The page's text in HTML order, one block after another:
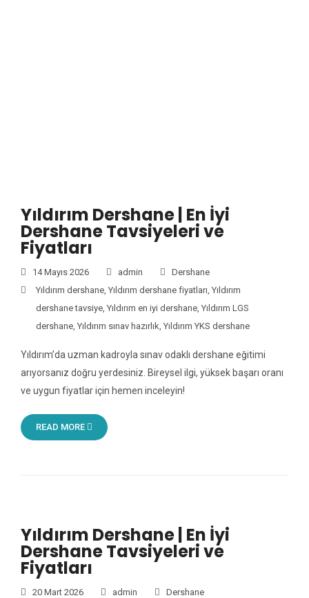
Yıldırım Dershane | En İyi
Dershane Tavsiyeleri ve
Fiyatları
14 Mayıs 2026 admin
Dershane
Yıldırım dershane, Yıldırım dershane fiyatları, Yıldırım
dershane tavsiye, Yıldırım en iyi dershane, Yıldırım LGS
dershane, Yıldırım sınav hazırlık, Yıldırım YKS dershane
Yıldırım’da uzman kadroyla sınav odaklı dershane eğitimi
arıyorsanız doğru yerdesiniz. Bireysel ilgi, yüksek başarı oranı
ve uygun fiyatlar için hemen inceleyin!
READ MORE
Yıldırım Dershane | En İyi
Dershane Tavsiyeleri ve
Fiyatları
20 Mart 2026 admin
Dershane